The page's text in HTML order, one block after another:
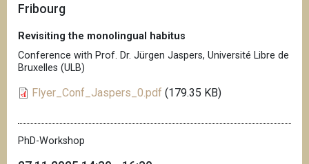
Fribourg
Revisiting the monolingual habitus
Conference with Prof. Dr. Jürgen Jaspers, Université Libre de
Bruxelles (ULB)
Flyer_Conf_Jaspers_0.pdf (179.35 KB)
PhD-Workshop